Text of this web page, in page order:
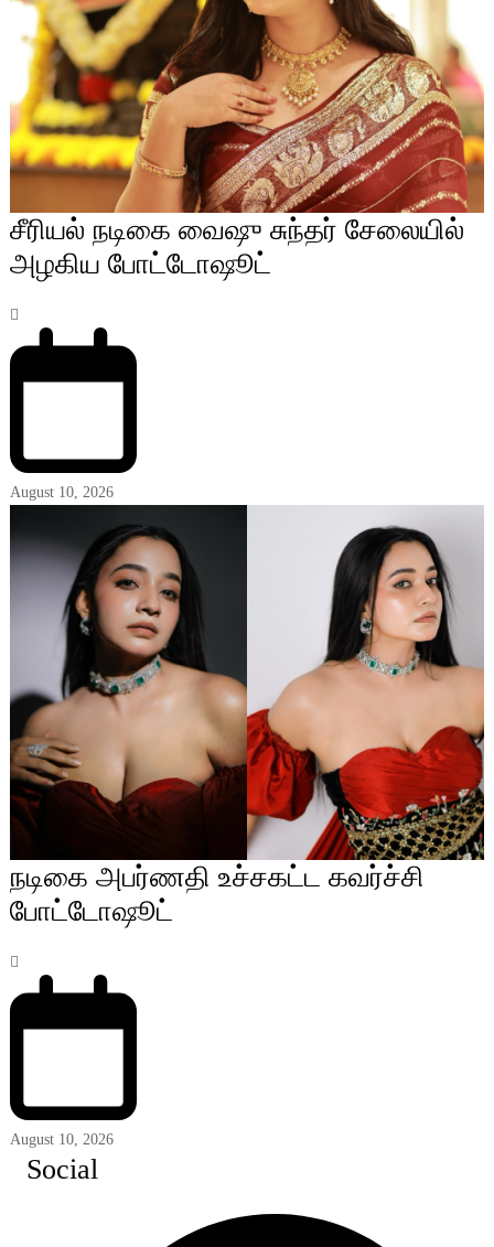
சீரியல் நடிகை வைஷு சுந்தர் சேலையில்
அழகிய போட்டோஷூட்
August 10, 2026
நடிகை அபர்ணதி உச்சகட்ட கவர்ச்சி
போட்டோஷூட்
August 10, 2026
Social